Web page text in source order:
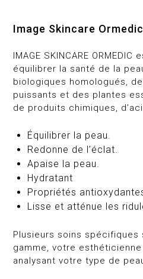
Image Skincare Ormedic
IMAGE SKINCARE
équilibrer la santé de la
biologiques homologués,
puissants et des plantes
de produits chimiques,
Équilibrer la peau.
Redonne de l’éclat.
Apaise la peau.
Hydratant
Propriétés
Lisse et atténue les
Plusieurs soins
gamme, votre
analysant votre type de